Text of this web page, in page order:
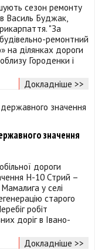
сезон ремонту
Василь Буджак,
"За
ремонтний
на ділянках дороги
Городенки і
Докладніше >>
значення
дороги
Н-10 Стрий –
у селі
старого
робіт
доріг в Івано-
Докладніше >>